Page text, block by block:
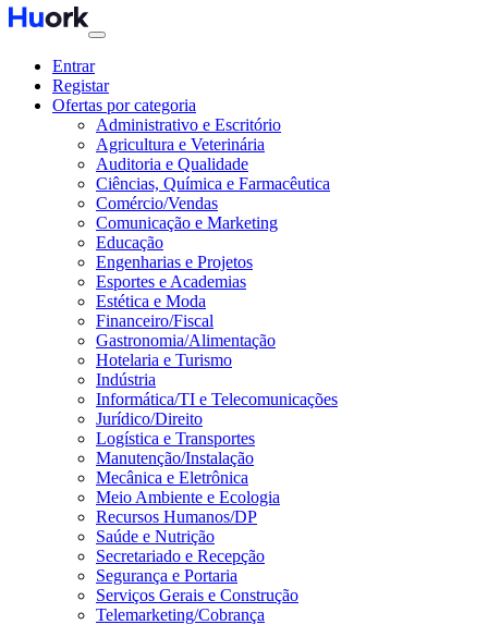
Entrar
Registar
Ofertas por categoria
Administrativo e Escritório
Agricultura e Veterinária
Auditoria e Qualidade
Ciências, Química e Farmacêutica
Comércio/Vendas
Comunicação e Marketing
Educação
Engenharias e Projetos
Esportes e Academias
Estética e Moda
Financeiro/Fiscal
Gastronomia/Alimentação
Hotelaria e Turismo
Indústria
Informática/TI e Telecomunicações
Jurídico/Direito
Logística e Transportes
Manutenção/Instalação
Mecânica e Eletrônica
Meio Ambiente e Ecologia
Recursos Humanos/DP
Saúde e Nutrição
Secretariado e Recepção
Segurança e Portaria
Serviços Gerais e Construção
Telemarketing/Cobrança